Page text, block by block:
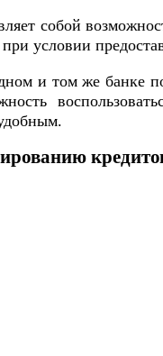
собой
условии
и том же банке